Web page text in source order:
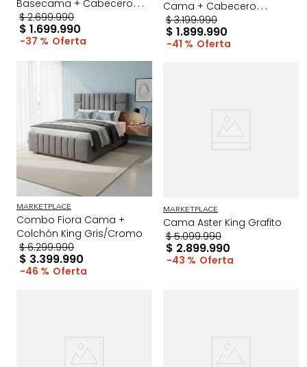
Basecama + Cabecero
Doble Beige
$ 2.699.990
$ 1.699.990
37 %
Cama + Cabecero
ExtraDoble Taupe/Madera
$ 3.199.990
$ 1.899.990
41 %
MARKETPLACE
Combo Fiora Cama +
Colchón King Gris/Cromo
$ 6.299.990
$ 3.399.990
46 %
MARKETPLACE
Cama Aster King Grafito
$ 5.099.990
$ 2.899.990
43 %